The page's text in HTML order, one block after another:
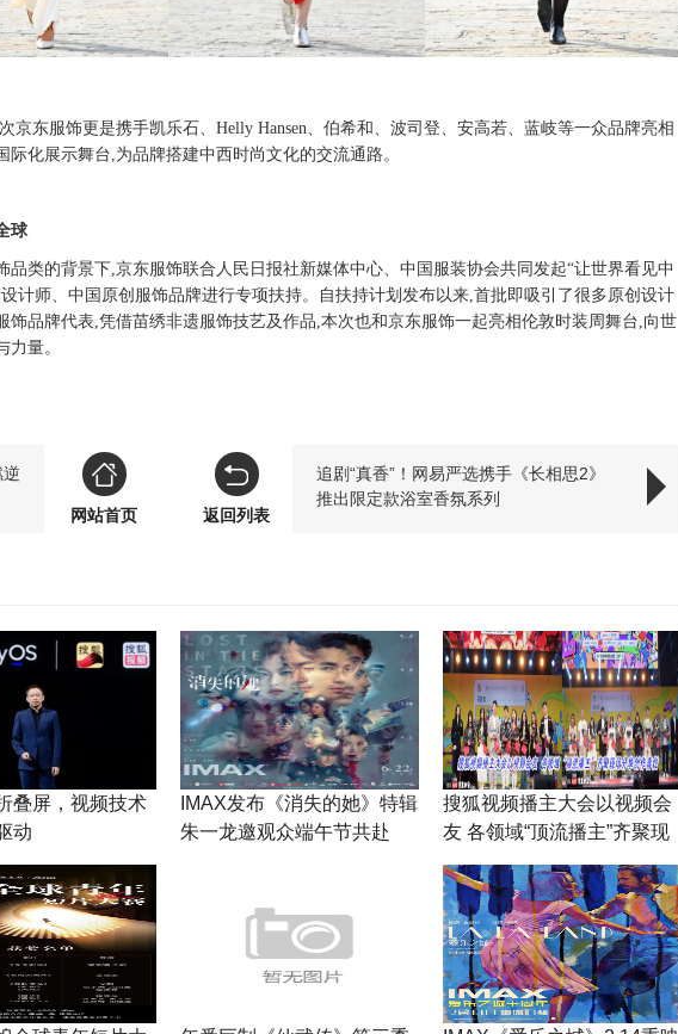
京东服饰更是携手凯乐石、Helly Hansen、伯希和、波司登、安高若、蓝岐等一众品牌亮相
化展示舞台,为品牌搭建中西时尚文化的交流通路。
球
品类的背景下 ,京东服饰联合 人民日报社新媒体中心、中国服装协会共同发起“让世界看见中
计师、中国原创服饰品牌进行专项扶持。 自扶持计划发布以来 ,首批即吸引了很多原创设计
饰品牌代表,凭借苗绣非遗服饰技艺及作品,本次也和京东服饰一起亮相伦敦时装周舞台,向世
量。
追剧“真香”！网易严选携手《长相思2》
推出限定款浴室香氛系列
网站首页
返回列表
叠屏，视频技术
动
IMAX发布《消失的她》特辑
朱一龙邀观众端午节共赴
搜狐视频播主大会以视频会
友 各领域“顶流播主”齐聚现
场分享创作喜悦